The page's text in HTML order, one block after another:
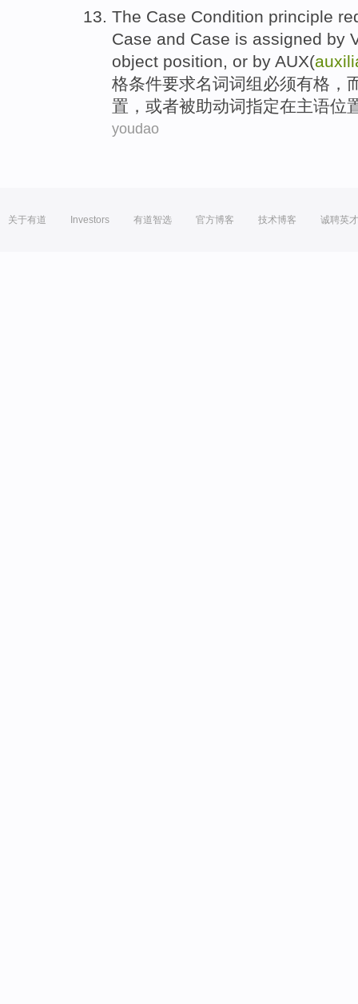
The Case Condition principle
Case and Case is assigned by
object position or by AUX(
格条件要求名词词组必须有格，
置 ， 或者被助动词指定在主语位
youdao
关于有道 Investors 有道智选 官方博客 技术博客 诚聘英才